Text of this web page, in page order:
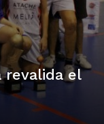
revalida el